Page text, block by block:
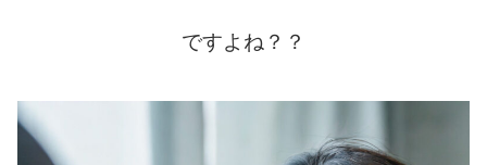
ですよね？？